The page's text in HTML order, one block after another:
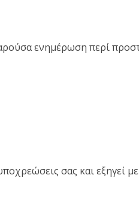
ενημέρωση περί
σας και εξηγεί